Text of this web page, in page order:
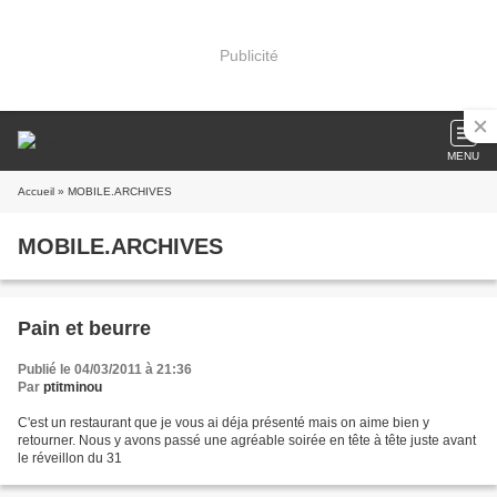
Publicité
MENU
Accueil » MOBILE.ARCHIVES
MOBILE.ARCHIVES
Pain et beurre
Publié le 04/03/2011 à 21:36
Par ptitminou
C'est un restaurant que je vous ai déja présenté mais on aime bien y
retourner. Nous y avons passé une agréable soirée en tête à tête juste avant
le réveillon du 31